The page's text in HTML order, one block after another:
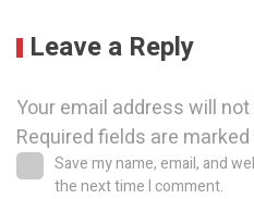
Leave a Reply
Your email address will
Required fields are marked
Save my name, email, and
the next time I comment.